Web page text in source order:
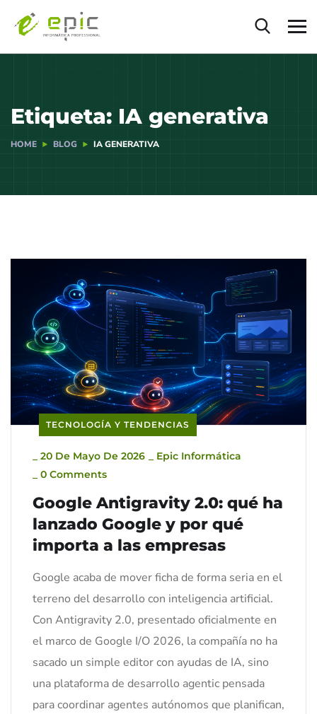
Etiqueta: IA generativa
HOME BLOG IA GENERATIVA
TECNOLOGÍA Y TENDENCIAS
20 De Mayo De 2026
Epic Informática
0 Comments
Google Antigravity 2.0: qué ha
lanzado Google y por qué
importa a las empresas
Google acaba de mover ficha de forma seria en el
terreno del desarrollo con inteligencia artificial.
Con Antigravity 2.0, presentado oficialmente en
el marco de Google I/O 2026, la compañía no ha
sacado un simple editor con ayudas de IA, sino
una plataforma de desarrollo agentic pensada
para coordinar agentes autónomos que planifican,